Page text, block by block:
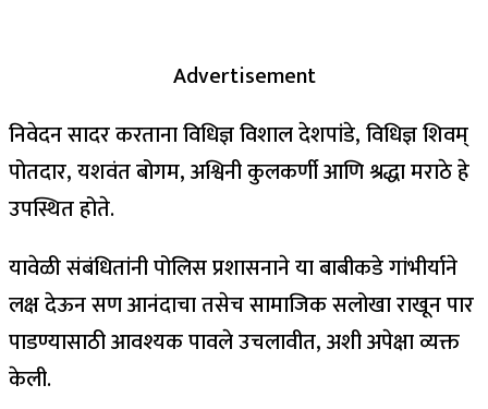
Advertisement
निवेदन सादर करताना विधिज्ञ विशाल देशपांडे, विधिज्ञ शिवम्
पोतदार, यशवंत बोगम, अश्विनी कुलकर्णी आणि श्रद्धा मराठे हे
उपस्थित होते.
यावेळी संबंधितांनी पोलिस प्रशासनाने या बाबीकडे गांभीर्याने
लक्ष देऊन सण आनंदाचा तसेच सामाजिक सलोखा राखून पार
पाडण्यासाठी आवश्यक पावले उचलावीत, अशी अपेक्षा व्यक्त
केली.